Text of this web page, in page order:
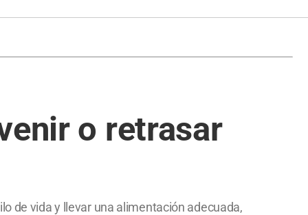
o retrasar
de vida y llevar una alimentación adecuada,